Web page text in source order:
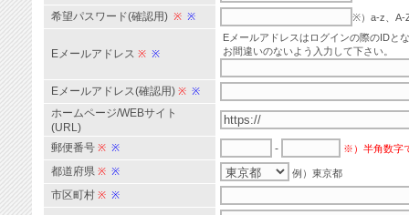
希望パスワード(確認用) ※ ※ ※）a-z、A-
Eメールアドレス ※ ※
Eメールアドレスはログインの際のIDと
お間違いのないよう入力して下さい。
Eメールアドレス(確認用) ※ ※
ホームページ/WEBサイト
(URL)
郵便番号 ※ ※ - ※）半角数字
都道府県 ※ ※ 例）東京都
市区町村 ※ ※